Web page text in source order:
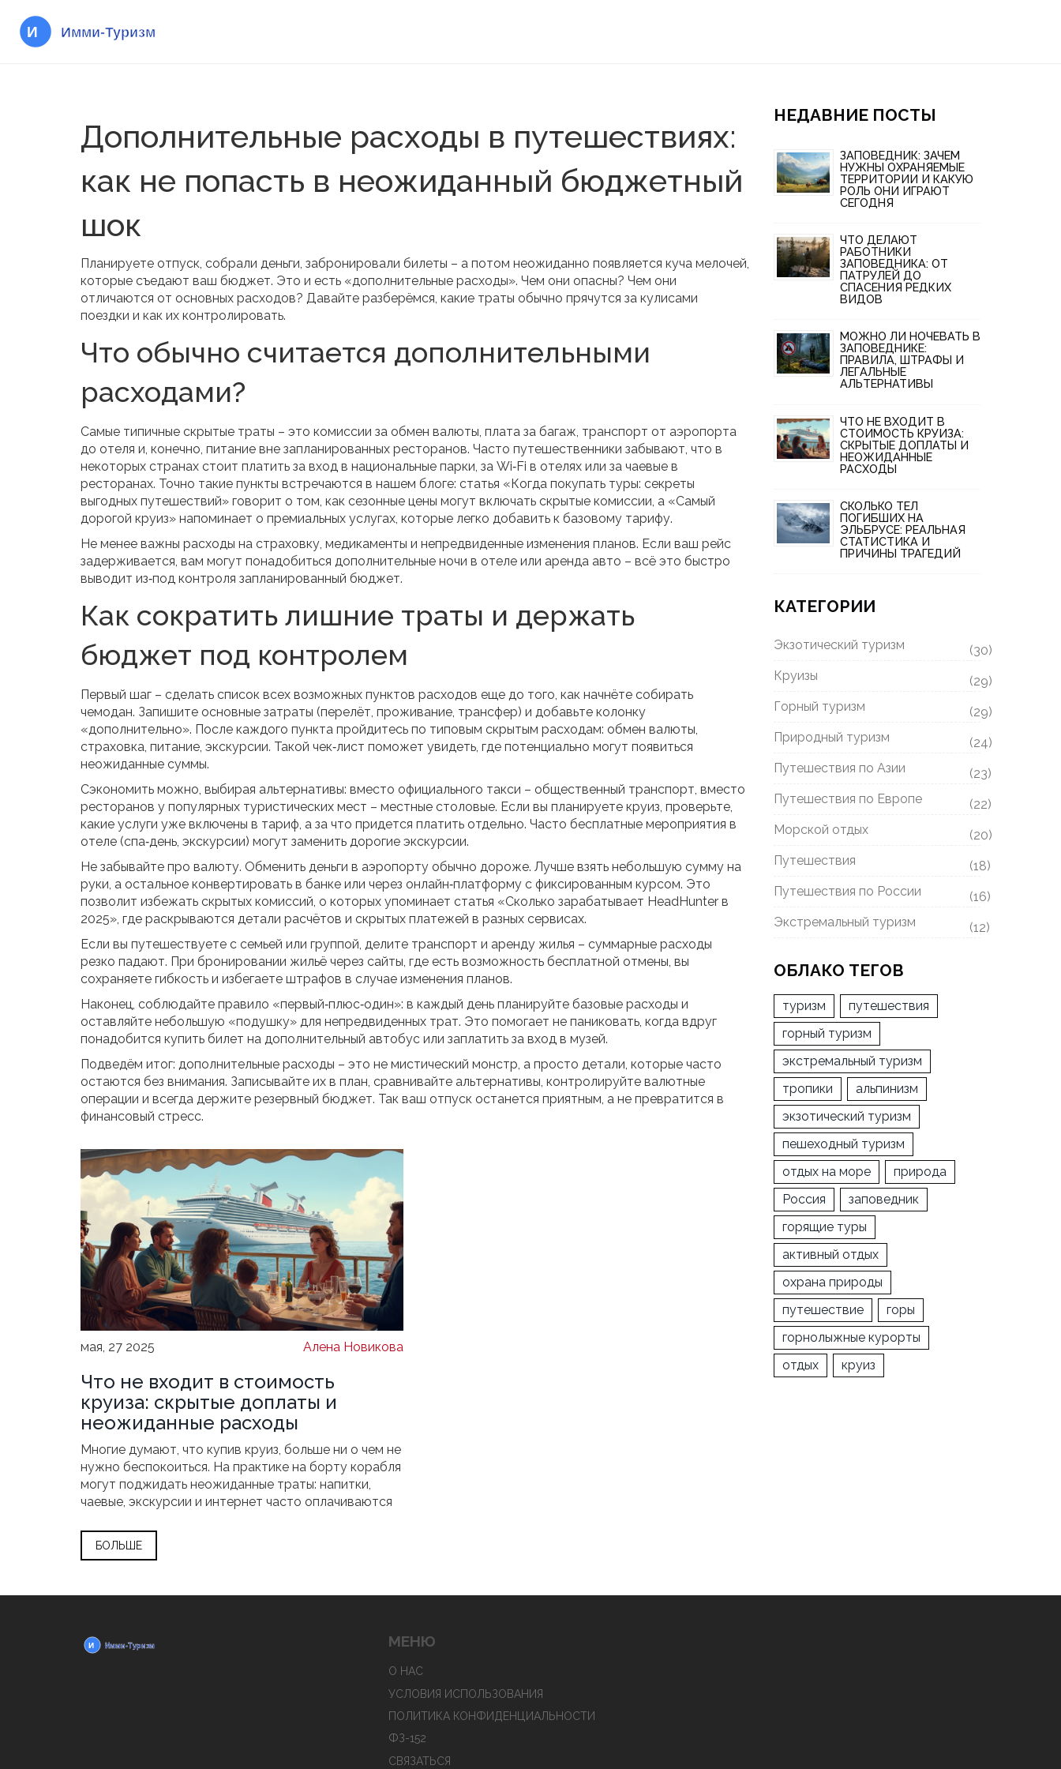
Дополнительные расходы в путешествиях:
как не попасть в неожиданный бюджетный
шок
Планируете отпуск, собрали деньги, забронировали билеты – а потом неожиданно появляется куча мелочей,
которые съедают ваш бюджет. Это и есть «дополнительные расходы». Чем они опасны? Чем они
отличаются от основных расходов? Давайте разберёмся, какие траты обычно прячутся за кулисами
поездки и как их контролировать.
Что обычно считается дополнительными
расходами?
Самые типичные скрытые траты – это комиссии за обмен валюты, плата за багаж, транспорт от аэропорта
до отеля и, конечно, питание вне запланированных ресторанов. Часто путешественники забывают, что в
некоторых странах стоит платить за вход в национальные парки, за Wi‑Fi в отелях или за чаевые в
ресторанах. Точно такие пункты встречаются в нашем блоге: статья «Когда покупать туры: секреты
выгодных путешествий» говорит о том, как сезонные цены могут включать скрытые комиссии, а «Самый
дорогой круиз» напоминает о премиальных услугах, которые легко добавить к базовому тарифу.
Не менее важны расходы на страховку, медикаменты и непредвиденные изменения планов. Если ваш рейс
задерживается, вам могут понадобиться дополнительные ночи в отеле или аренда авто – всё это быстро
выводит из‑под контроля запланированный бюджет.
Как сократить лишние траты и держать
бюджет под контролем
Первый шаг – сделать список всех возможных пунктов расходов еще до того, как начнёте собирать
чемодан. Запишите основные затраты (перелёт, проживание, трансфер) и добавьте колонку
«дополнительно». После каждого пункта пройдитесь по типовым скрытым расходам: обмен валюты,
страховка, питание, экскурсии. Такой чек‑лист поможет увидеть, где потенциально могут появиться
неожиданные суммы.
Сэкономить можно, выбирая альтернативы: вместо официального такси – общественный транспорт, вместо
ресторанов у популярных туристических мест – местные столовые. Если вы планируете круиз, проверьте,
какие услуги уже включены в тариф, а за что придется платить отдельно. Часто бесплатные мероприятия в
отеле (спа‑день, экскурсии) могут заменить дорогие экскурсии.
Не забывайте про валюту. Обменить деньги в аэропорту обычно дороже. Лучше взять небольшую сумму на
руки, а остальное конвертировать в банке или через онлайн‑платформу с фиксированным курсом. Это
позволит избежать скрытых комиссий, о которых упоминает статья «Сколько зарабатывает HeadHunter в
2025», где раскрываются детали расчётов и скрытых платежей в разных сервисах.
Если вы путешествуете с семьей или группой, делите транспорт и аренду жилья – суммарные расходы
резко падают. При бронировании жильё через сайты, где есть возможность бесплатной отмены, вы
сохраняете гибкость и избегаете штрафов в случае изменения планов.
Наконец, соблюдайте правило «первый‑плюс‑один»: в каждый день планируйте базовые расходы и
оставляйте небольшую «подушку» для непредвиденных трат. Это помогает не паниковать, когда вдруг
понадобится купить билет на дополнительный автобус или заплатить за вход в музей.
Подведём итог: дополнительные расходы – это не мистический монстр, а просто детали, которые часто
остаются без внимания. Записывайте их в план, сравнивайте альтернативы, контролируйте валютные
операции и всегда держите резервный бюджет. Так ваш отпуск останется приятным, а не превратится в
финансовый стресс.
мая, 27 2025 Алена Новикова
Что не входит в стоимость
круиза: скрытые доплаты и
неожиданные расходы
Многие думают, что купив круиз, больше ни о чем не
нужно беспокоиться. На практике на борту корабля
могут поджидать неожиданные траты: напитки,
чаевые, экскурсии и интернет часто оплачиваются
действительно входит и не входит в цену морского
путешествия. Разберем на конкретных примерах,
БОЛЬШЕ
НЕДАВНИЕ ПОСТЫ
ЗАПОВЕДНИК: ЗАЧЕМ
НУЖНЫ ОХРАНЯЕМЫЕ
ТЕРРИТОРИИ И КАКУЮ
РОЛЬ ОНИ ИГРАЮТ
СЕГОДНЯ
ЧТО ДЕЛАЮТ
РАБОТНИКИ
ЗАПОВЕДНИКА: ОТ
ПАТРУЛЕЙ ДО
СПАСЕНИЯ РЕДКИХ
ВИДОВ
МОЖНО ЛИ НОЧЕВАТЬ В
ЗАПОВЕДНИКЕ:
ПРАВИЛА, ШТРАФЫ И
ЛЕГАЛЬНЫЕ
АЛЬТЕРНАТИВЫ
ЧТО НЕ ВХОДИТ В
СТОИМОСТЬ КРУИЗА:
СКРЫТЫЕ ДОПЛАТЫ И
НЕОЖИДАННЫЕ
РАСХОДЫ
СКОЛЬКО ТЕЛ
ПОГИБШИХ НА
ЭЛЬБРУСЕ: РЕАЛЬНАЯ
СТАТИСТИКА И
ПРИЧИНЫ ТРАГЕДИЙ
КАТЕГОРИИ
Экзотический туризм
(30)
Круизы
(29)
Горный туризм
(29)
Природный туризм
(24)
Путешествия по Азии
(23)
Путешествия по Европе
(22)
Морской отдых
(20)
Путешествия
(18)
Путешествия по России
(16)
Экстремальный туризм
(12)
ОБЛАКО ТЕГОВ
туризм
путешествия
горный туризм
экстремальный туризм
тропики
альпинизм
экзотический туризм
пешеходный туризм
отдых на море
природа
Россия
заповедник
горящие туры
активный отдых
охрана природы
путешествие
горы
горнолыжные курорты
отдых
круиз
МЕНЮ
О НАС
УСЛОВИЯ ИСПОЛЬЗОВАНИЯ
ПОЛИТИКА КОНФИДЕНЦИАЛЬНОСТИ
ФЗ-152
СВЯЗАТЬСЯ